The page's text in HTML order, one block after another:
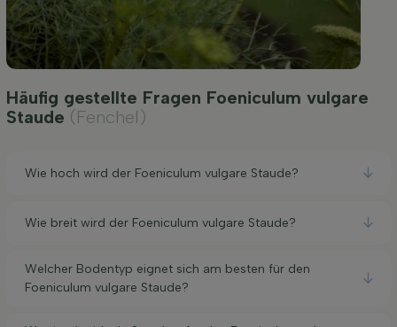
Häufig gestellte Fragen Foeniculum vulgare
Staude (Fenchel)
Wie hoch wird der Foeniculum vulgare Staude?
Wie breit wird der Foeniculum vulgare Staude?
Welcher Bodentyp eignet sich am besten für den
Foeniculum vulgare Staude?